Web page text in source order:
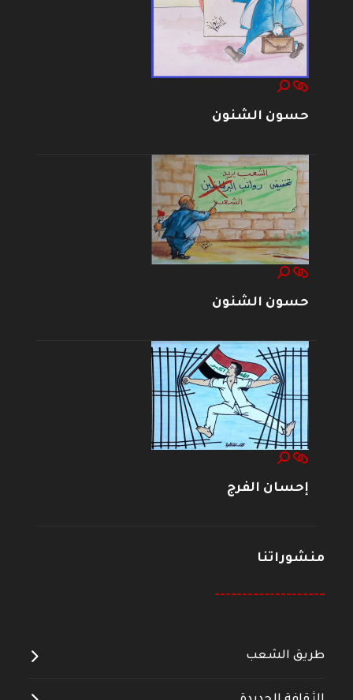
حسون الشنون
حسون الشنون
إحسان الفرج
منشوراتنا
--------------------
طريق الشعب